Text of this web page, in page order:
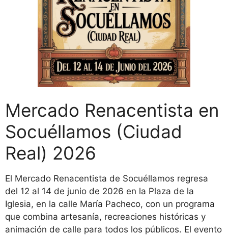
Mercado Renacentista en
Socuéllamos (Ciudad
Real) 2026
El Mercado Renacentista de Socuéllamos regresa
del 12 al 14 de junio de 2026 en la Plaza de la
Iglesia, en la calle María Pacheco, con un programa
que combina artesanía, recreaciones históricas y
animación de calle para todos los públicos. El evento